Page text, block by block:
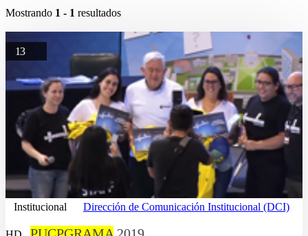
Mostrando 1 - 1 resultados
13
Institucional Dirección de Comunicación Institucional (DCI)